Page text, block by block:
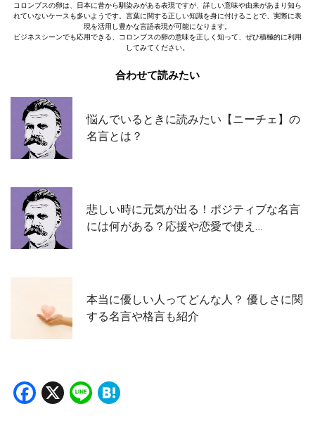
コロンブスの卵は、日本に昔から馴染みがある表現ですが、詳しい意味や由来があまり知ら
れていないケースも多いようです。言葉に関する正しい知識を身に付けることで、実際に表
現を活用し豊かな言語表現が可能になります。
ビジネスシーンでも応用できる、コロンブスの卵の意味を正しく知って、ぜひ積極的に利用
してみてください。
合わせて読みたい
悩んでいるときに読みたい【ニーチェ】の
名言とは？
悲しい時に元気が出る！ポジティブな名言
には何がある？応援や恋愛で使え…
本当に優しい人ってどんな人？ 優しさに関
する名言や格言も紹介
Facebook
X Line